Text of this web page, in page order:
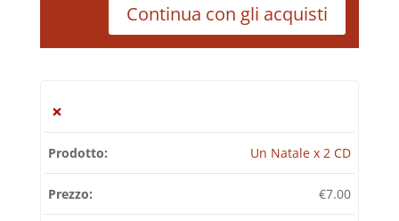
Continua con gli acquisti
×
Un Natale x 2 CD
€7.00